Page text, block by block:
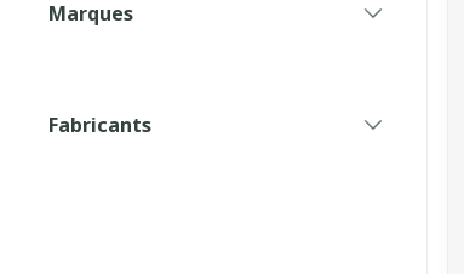
Marques
Fabricants